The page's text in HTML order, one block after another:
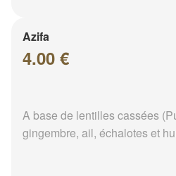
Azifa
4.00 €
A base de lentilles cassées
gingembre, ail, échalotes et